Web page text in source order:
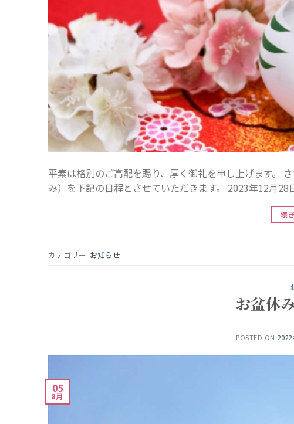
平素は格別のご高配を賜り、厚く御礼を申し上げます。
み）を下記の日程とさせていただきます。 2023年12月
続
カテゴリー: お知らせ
お盆休
POSTED ON 2022
05
8月